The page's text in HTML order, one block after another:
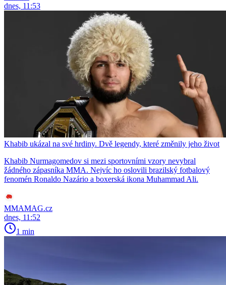
dnes, 11:53
Khabib ukázal na své hrdiny. Dvě legendy, které změnily jeho život
Khabib Nurmagomedov si mezi sportovními vzory nevybral
žádného zápasníka MMA. Nejvíc ho oslovili brazilský fotbalový
fenomén Ronaldo Nazário a boxerská ikona Muhammad Ali.
MMAMAG.cz
dnes, 11:52
1 min